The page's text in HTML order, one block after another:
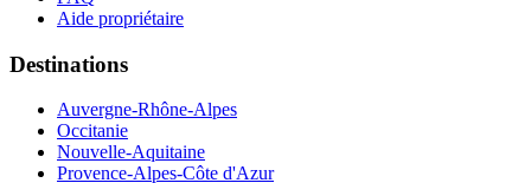
Aide propriétaire
Destinations
Auvergne-Rhône-Alpes
Occitanie
Nouvelle-Aquitaine
Provence-Alpes-Côte d'Azur